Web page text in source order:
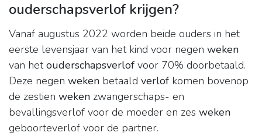
ouderschapsverlof krijgen?
Vanaf augustus 2022 worden beide ouders in het
eerste levensjaar van het kind voor negen weken
van hetouderschapsverlof voor 70% doorbetaald.
Deze negen weken betaald verlof komen bovenop
de zestien weken zwangerschaps- en
bevallingsverlof voor de moeder en zes weken
geboorteverlof voor de partner.